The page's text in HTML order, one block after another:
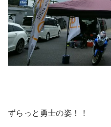
ずらっと勇士の姿！！